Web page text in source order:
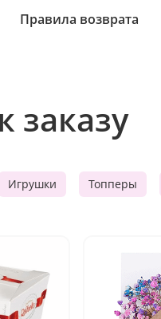
Правила возврата
заказу
Игрушки Топперы